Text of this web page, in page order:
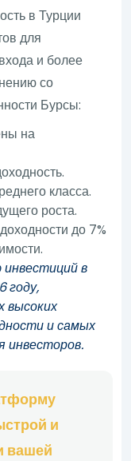
в Турции
для
и более
со
Бурсы:
на
класса.
роста.
до 7%
в
году,
высоких
и самых
инвесторов.
и
вашей